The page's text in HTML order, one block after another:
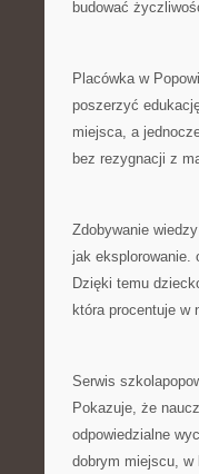
budować
Placówka w
poszerzyć
miejsca, a
bez rezygnacji z
Zdobywanie
jak eksplorowanie.
Dzięki temu
która procentuje w
Serwis
Pokazuje, że
odpowiedzialne
dobrym miejscu,